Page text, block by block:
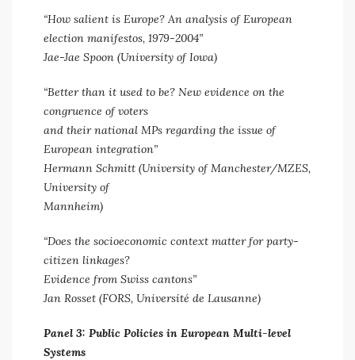
“How salient is Europe? An analysis of European
election manifestos, 1979-2004”
Jae-Jae Spoon (University of Iowa)
“Better than it used to be? New evidence on the
congruence of voters
and their national MPs regarding the issue of
European integration”
Hermann Schmitt (University of Manchester/MZES,
University of
Mannheim)
“Does the socioeconomic context matter for party-
citizen linkages?
Evidence from Swiss cantons”
Jan Rosset (FORS, Université de Lausanne)
Panel 3: Public Policies in European Multi-level
Systems